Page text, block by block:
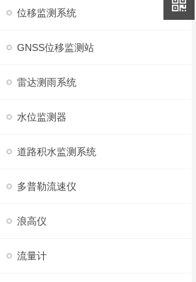
位移监测系统
GNSS位移监测站
雷达测雨系统
水位监测器
道路积水监测系统
多普勒流速仪
浪高仪
流量计